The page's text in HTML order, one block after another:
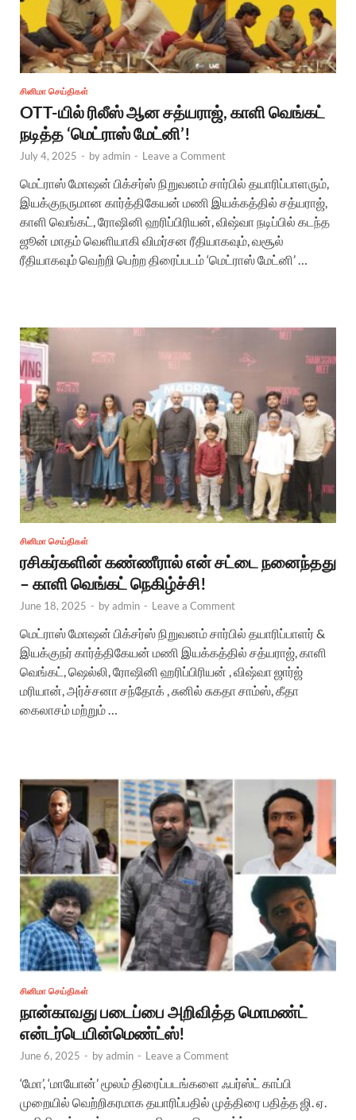
சினிமா செய்திகள்
OTT-யில் ரிலீஸ் ஆன சத்யராஜ், காளி வெங்கட்
நடித்த ‘மெட்ராஸ் மேட்னி’!
July 4, 2025 - byadmin - Leave a Comment
மெட்ராஸ் மோஷன் பிக்சர்ஸ் நிறுவனம் சார்பில் தயாரிப்பாளரும்,
இயக்குநருமான கார்த்திகேயன் மணி இயக்கத்தில் சத்யராஜ்,
காளி வெங்கட், ரோஷினி ஹரிப்பிரியன், விஷ்வா நடிப்பில் கடந்த
ஜூன் மாதம் வெளியாகி விமர்சன ரீதியாகவும், வசூல்
ரீதியாகவும் வெற்றி பெற்ற திரைப்படம் ‘மெட்ராஸ் மேட்னி’ …
சினிமா செய்திகள்
ரசிகர்களின் கண்ணீரால் என் சட்டை நனைந்தது
– காளி வெங்கட் நெகிழ்ச்சி!
June 18, 2025 - byadmin - Leave a Comment
மெட்ராஸ் மோஷன் பிக்சர்ஸ் நிறுவனம் சார்பில் தயாரிப்பாளர் &
இயக்குநர் கார்த்திகேயன் மணி இயக்கத்தில் சத்யராஜ், காளி
வெங்கட், ஷெல்லி, ரோஷினி ஹரிப்பிரியன் , விஷ்வா ஜார்ஜ்
மரியான், அர்ச்சனா சந்தோக் , சுனில் சுகதா சாம்ஸ், கீதா
கைலாசம் மற்றும் …
சினிமா செய்திகள்
நான்காவது படைப்பை அறிவித்த மொமண்ட்
என்டர்டெயின்மெண்ட்ஸ்!
June 6, 2025 - byadmin - Leave a Comment
‘மோ’, ‘மாயோன்’ மூலம் திரைப்படங்களை ஃபர்ஸ்ட் காப்பி
முறையில் வெற்றிகரமாக தயாரிப்பதில் முத்திரை பதித்த ஜி. ஏ.